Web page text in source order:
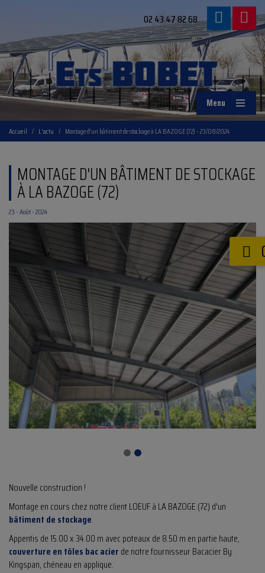
02 43 47 82 68
Menu
Accueil / L'actu / Montage d'un bâtiment de stockage à LA BAZOGE (72) - 23/08/2024
MONTAGE D'UN BÂTIMENT DE STOCKAGE
À LA BAZOGE (72)
23 - Août - 2024
Nouvelle construction !
Montage en cours chez notre client LOEUF à LA BAZOGE (72) d'un
bâtiment de stockage.
Appentis de 15.00 x 34.00 m avec poteaux de 8.50 m en partie haute,
couverture en tôles bac acier de notre fournisseur Bacacier By
Kingspan, chéneau en applique.